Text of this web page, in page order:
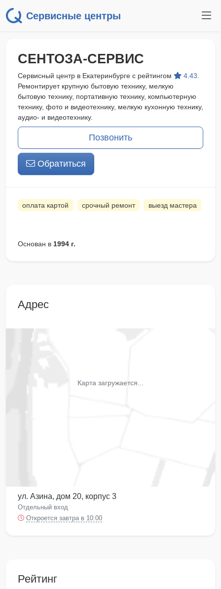
Сервисные центры
СЕНТОЗА-СЕРВИС
Сервисный центр в Екатеринбурге с рейтингом 4.43
Ремонтирует крупную бытовую технику, мелкую
бытовую технику, портативную технику, компьютерную
технику, фото и видеотехнику, мелкую кухонную технику,
аудио- и видеотехнику.
Позвонить
Обратиться
оплата картой срочный ремонт выезд мастера
Основан в 1994 г.
Адрес
Карта загружается...
ул. Азина, дом 20, корпус 3
Отдельный вход
Откроется завтра в 10:00
Рейтинг